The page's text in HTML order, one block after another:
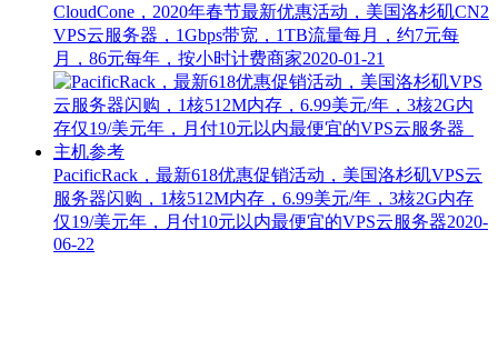
CloudCone，2020年春节最新优惠活动，美国洛杉矶CN2
VPS云服务器，1Gbps带宽，1TB流量每月，约7元每
月，86元每年，按小时计费商家2020-01-21
PacificRack，最新618优惠促销活动，美国洛杉矶VPS云
服务器闪购，1核512M内存，6.99美元/年，3核2G内存
仅19/美元年，月付10元以内最便宜的VPS云服务器2020-
06-22